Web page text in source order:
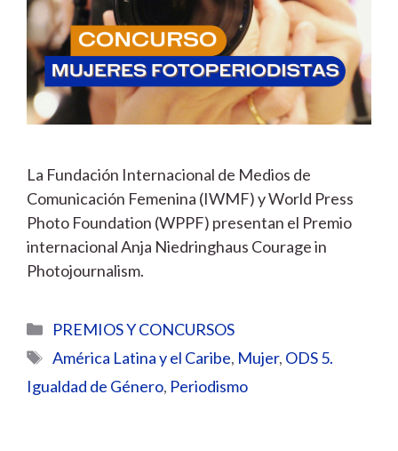
La Fundación Internacional de Medios de
Comunicación Femenina (IWMF) y World Press
Photo Foundation (WPPF) presentan el Premio
internacional Anja Niedringhaus Courage in
Photojournalism.
Categorías
PREMIOS Y CONCURSOS
Etiquetas
América Latina y el Caribe, Mujer, ODS 5.
Igualdad de Género, Periodismo